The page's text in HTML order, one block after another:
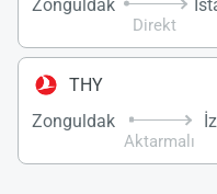
Zonguldak
Direkt
THY
Zonguldak
Aktarmalı